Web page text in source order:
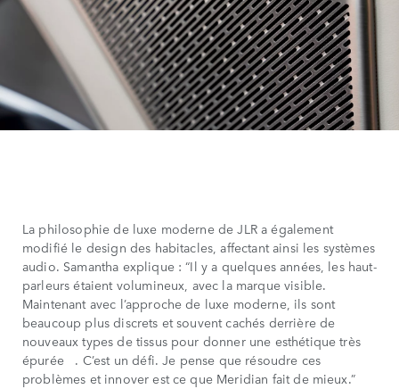
La philosophie de luxe moderne de JLR a également
modifié le design des habitacles, affectant ainsi les systèmes
audio. Samantha explique : “Il y a quelques années, les haut-
parleurs étaient volumineux, avec la marque visible.
Maintenant avec l’approche de luxe moderne, ils sont
beaucoup plus discrets et souvent cachés derrière de
nouveaux types de tissus pour donner une esthétique très
épurée . C’est un défi. Je pense que résoudre ces
problèmes et innover est ce que Meridian fait de mieux.”